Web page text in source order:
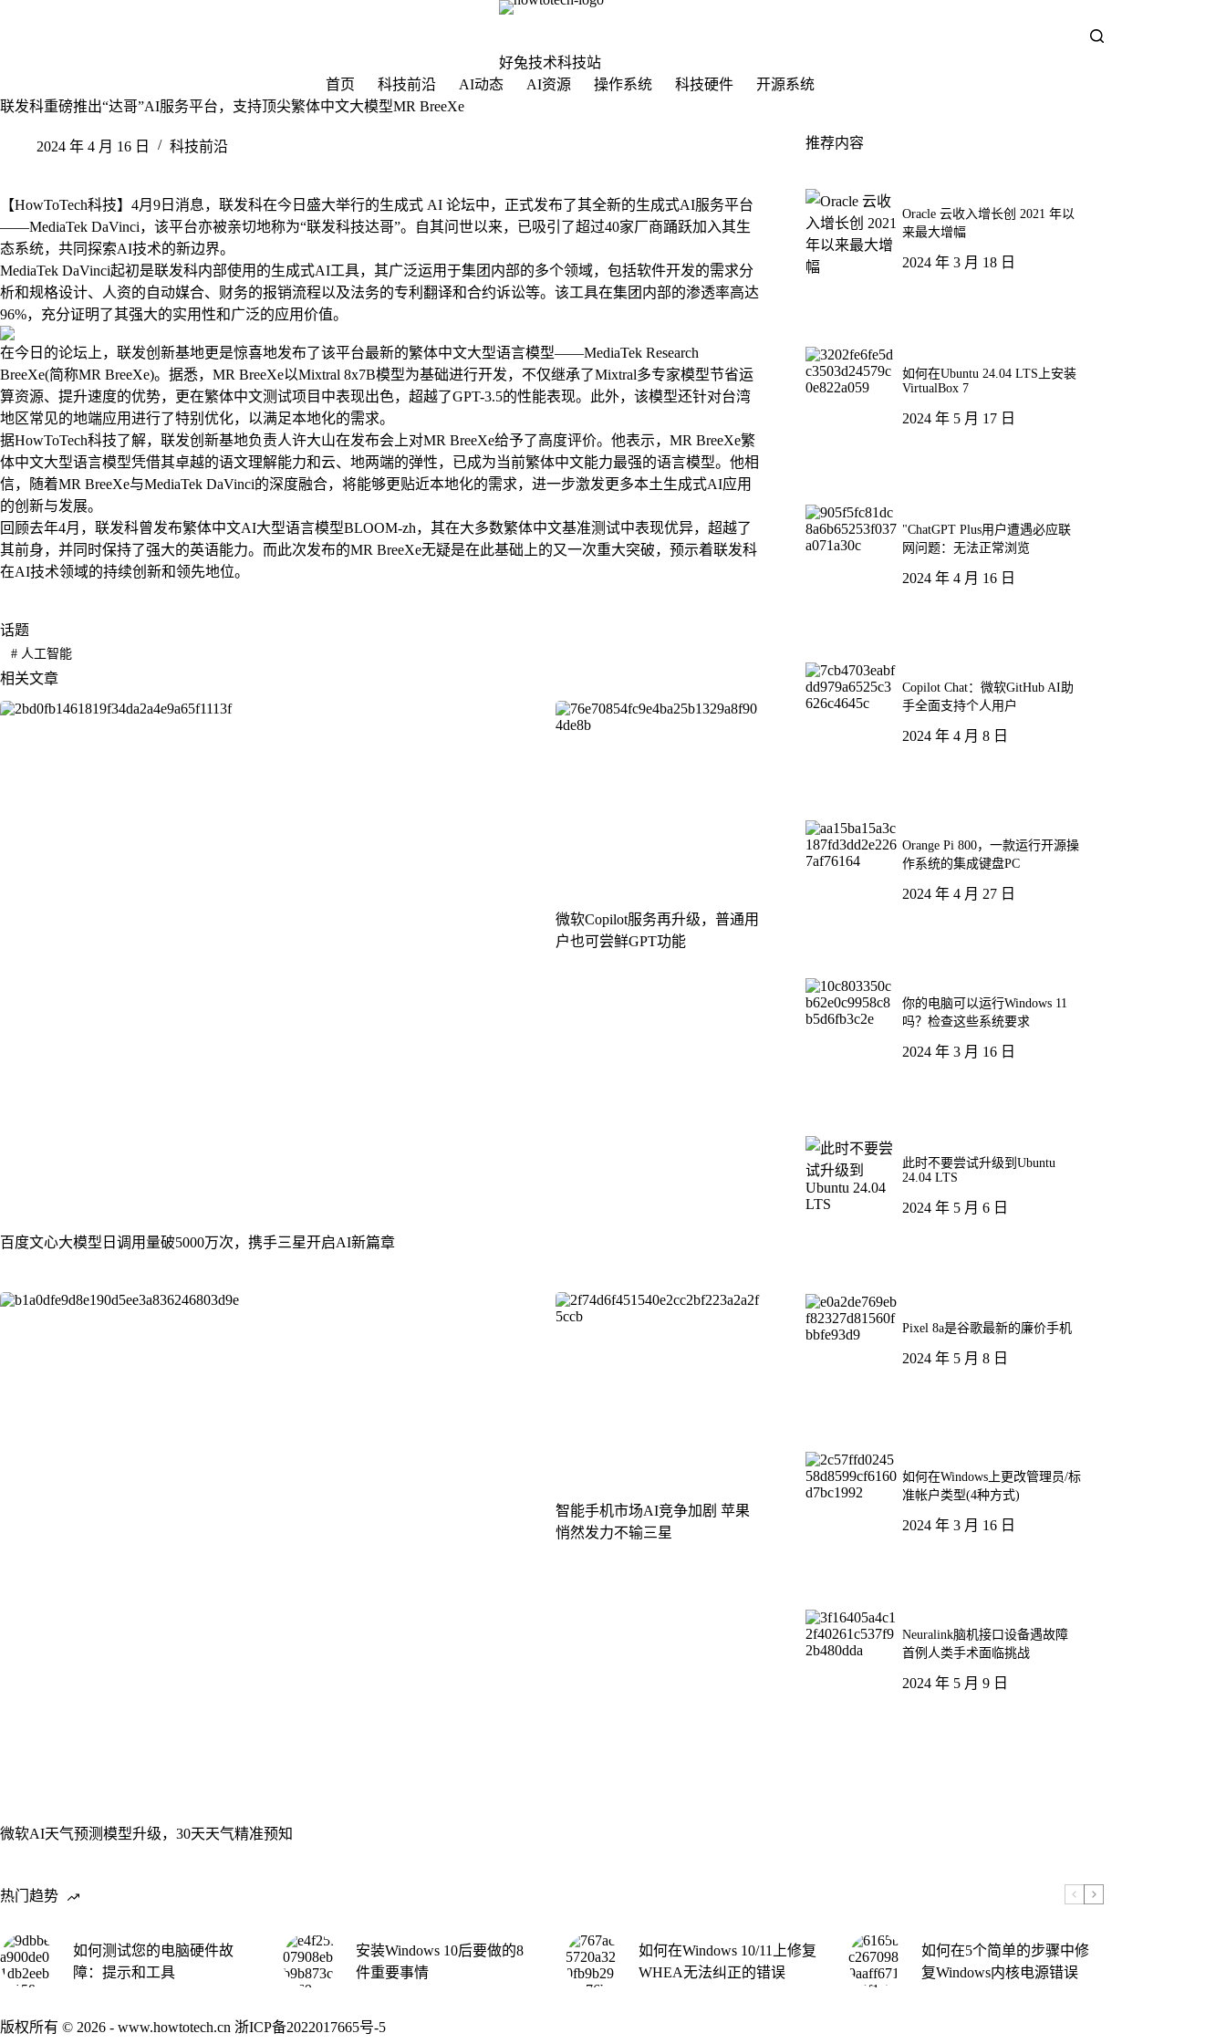
好兔技术科技站
首页
科技前沿 AI动态 AI资源 操作系统 科技硬件
开源系统
联发科重磅推出“达哥”AI服务平台，支持顶尖繁体中文大模型MR BreeXe
2024 年 4 月 16 日 科技前沿
【HowToTech科技】4月9日消息，联发科在今日盛大举行的生成式 AI 论坛中，正式发布了其全新的生成式AI服务平台
——MediaTek DaVinci，该平台亦被亲切地称为“联发科技达哥”。自其问世以来，已吸引了超过40家厂商踊跃加入其生
态系统，共同探索AI技术的新边界。
MediaTek DaVinci起初是联发科内部使用的生成式AI工具，其广泛运用于集团内部的多个领域，包括软件开发的需求分
析和规格设计、人资的自动媒合、财务的报销流程以及法务的专利翻译和合约诉讼等。该工具在集团内部的渗透率高达
96%，充分证明了其强大的实用性和广泛的应用价值。
在今日的论坛上，联发创新基地更是惊喜地发布了该平台最新的繁体中文大型语言模型——MediaTek Research
BreeXe(简称MR BreeXe)。据悉，MR BreeXe以Mixtral 8x7B模型为基础进行开发，不仅继承了Mixtral多专家模型节省运
算资源、提升速度的优势，更在繁体中文测试项目中表现出色，超越了GPT-3.5的性能表现。此外，该模型还针对台湾
地区常见的地端应用进行了特别优化，以满足本地化的需求。
据HowToTech科技了解，联发创新基地负责人许大山在发布会上对MR BreeXe给予了高度评价。他表示，MR BreeXe繁
体中文大型语言模型凭借其卓越的语文理解能力和云、地两端的弹性，已成为当前繁体中文能力最强的语言模型。他相
信，随着MR BreeXe与MediaTek DaVinci的深度融合，将能够更贴近本地化的需求，进一步激发更多本土生成式AI应用
的创新与发展。
回顾去年4月，联发科曾发布繁体中文AI大型语言模型BLOOM-zh，其在大多数繁体中文基准测试中表现优异，超越了
其前身，并同时保持了强大的英语能力。而此次发布的MR BreeXe无疑是在此基础上的又一次重大突破，预示着联发科
在AI技术领域的持续创新和领先地位。
话题
#人工智能
相关文章
百度文心大模型日调用量破5000万次，携手三星开启AI新篇章
微软Copilot服务再升级，普通用
户也可尝鲜GPT功能
微软AI天气预测模型升级，30天天气精准预知
智能手机市场AI竞争加剧 苹果
悄然发力不输三星
推荐内容
Oracle 云收入增长创 2021 年以
来最大增幅
2024 年 3 月 18 日
如何在Ubuntu 24.04 LTS上安装
VirtualBox 7
2024 年 5 月 17 日
"ChatGPT Plus用户遭遇必应联
网问题：无法正常浏览
2024 年 4 月 16 日
Copilot Chat：微软GitHub AI助
手全面支持个人用户
2024 年 4 月 8 日
Orange Pi 800，一款运行开源操
作系统的集成键盘PC
2024 年 4 月 27 日
你的电脑可以运行Windows 11
吗？检查这些系统要求
2024 年 3 月 16 日
此时不要尝试升级到Ubuntu
24.04 LTS
2024 年 5 月 6 日
Pixel 8a是谷歌最新的廉价手机
2024 年 5 月 8 日
如何在Windows上更改管理员/标
准帐户类型(4种方式)
2024 年 3 月 16 日
Neuralink脑机接口设备遇故障
首例人类手术面临挑战
2024 年 5 月 9 日
热门趋势
如何测试您的电脑硬件故
障：提示和工具
安装Windows 10后要做的8
件重要事情
如何在Windows 10/11上修复
WHEA无法纠正的错误
如何在5个简单的步骤中修
复Windows内核电源错误
版权所有 © 2026 - www.howtotech.cn 浙ICP备2022017665号-5